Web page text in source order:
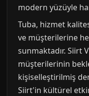
modern yüzüyle
Tuba, hizmet
ve müşterilerine
sunmaktadır. Siirt
müşterilerinin
kişiselleştirilmiş
Siirt'in kültürel